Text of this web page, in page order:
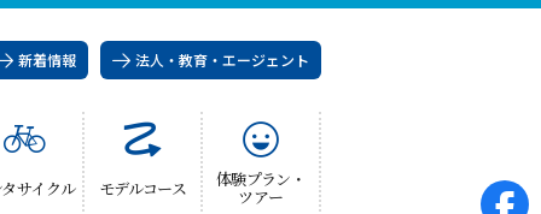
新着情報 法人・教育・エージェント
サイクル モデルコース 体験プラン・
ツアー